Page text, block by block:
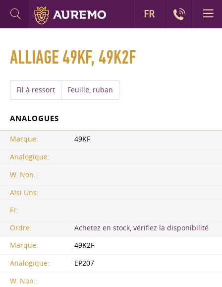
ALLIAGE 49KF, 49K2F
Fil à ressort Feuille, ruban
ANALOGUES
Marque:
49KF
Analogique:
W. Non.:
Aisi Uns:
Fr:
Ordre:
Achetez en stock, vérifiez la disponibilité
Marque:
49K2F
Analogique:
EP207
W. Non.:
FR